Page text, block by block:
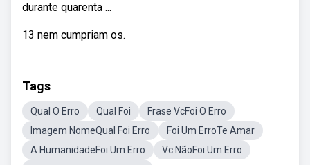
durante quarenta ...
13 nem cumpriam os.
Tags
Qual O Erro Qual Foi
Frase VcFoi O Erro
Imagem NomeQual Foi Erro
Foi Um ErroTe Amar
A HumanidadeFoi Um Erro
Vc NãoFoi Um Erro